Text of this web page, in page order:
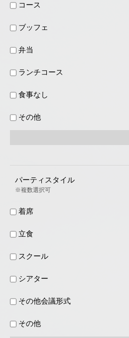
コース
ブッフェ
弁当
ランチコース
食事なし
その他
パーティスタイル
※複数選択可
着席
立食
スクール
シアター
その他会議形式
その他